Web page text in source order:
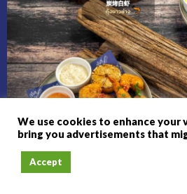
We use cookies to enhance your
bring you advertisements that
Accept